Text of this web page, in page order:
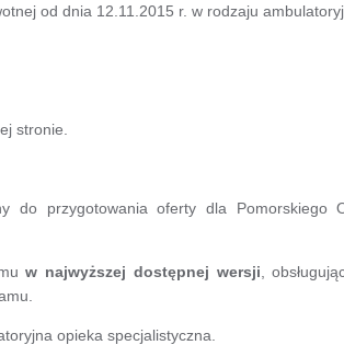
od dnia 12.11.2015 r. w rodzaju
stronie.
do przygotowania oferty dla Pomorskiego
w najwyższej dostępnej wersji ,
opieka specjalistyczna.